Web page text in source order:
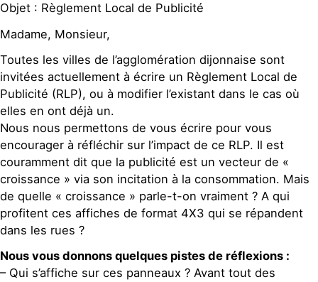
Objet : Règlement Local de Publicité
Madame, Monsieur,
Toutes les villes de l’agglomération dijonnaise sont
invitées actuellement à écrire un Règlement Local de
Publicité (RLP), ou à modifier l’existant dans le cas où
elles en ont déjà un.
Nous nous permettons de vous écrire pour vous
encourager à réfléchir sur l’impact de ce RLP. Il est
couramment dit que la publicité est un vecteur de «
croissance » via son incitation à la consommation. Mais
de quelle « croissance » parle-t-on vraiment ? A qui
profitent ces affiches de format 4X3 qui se répandent
dans les rues ?
Nous vous donnons quelques pistes de réflexions :
– Qui s’affiche sur ces panneaux ? Avant tout des